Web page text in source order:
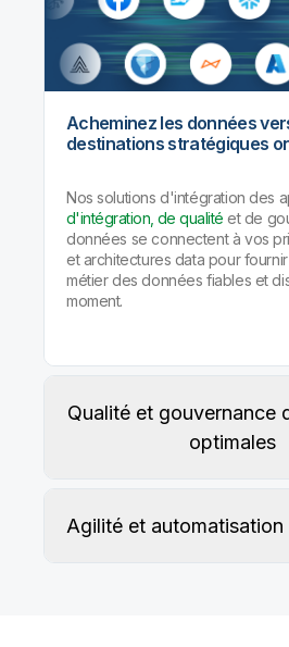
Acheminez les données
destinations stratégiques
Nos solutions d'intégration des
d'intégration, de qualité et de
données se connectent à vos
et architectures data pour
métier des données fiables et
moment.
Qualité et gouvernance
optimales
Agilité et automatisation